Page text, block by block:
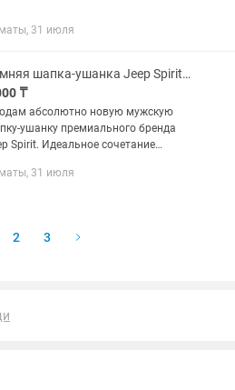
31 июля
Зимняя шапка-ушанка Jeep Spirit (Новая) Кожа и мех
₸
абсолютно новую мужскую
ушанку премиального бренда
Spirit. Идеальное сочетание
защиты от холода.
31 июля
2 3